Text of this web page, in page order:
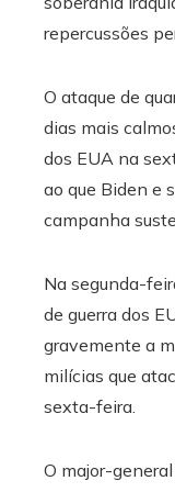
repercussões
O ataque de
dias mais
dos EUA na
ao que Biden e
campanha
Na segunda-
de guerra dos
gravemente a
milícias que
sexta-feira.
O major-